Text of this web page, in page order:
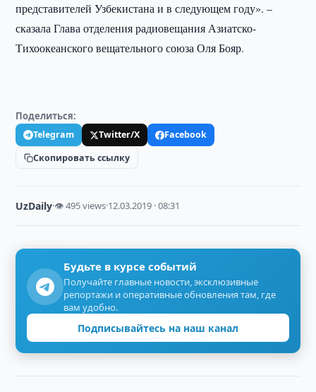
представителей Узбекистана и в следующем году». –
сказала Глава отделения радиовещания Азиатско-
Тихоокеанского вещательного союза Оля Бояр.
Поделиться:
Telegram Twitter/X
Facebook
Скопировать ссылку
UzDaily·👁 495 views·12.03.2019 · 08:31
Будьте в курсе событий
Получайте главные новости, эксклюзивные
репортажи и оперативные обновления там, где
вам удобно.
Подписывайтесь на наш канал